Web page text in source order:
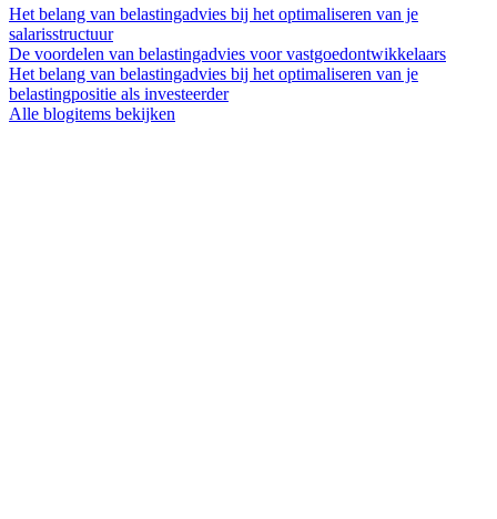
Het belang van belastingadvies bij het optimaliseren van je
salarisstructuur
De voordelen van belastingadvies voor vastgoedontwikkelaars
Het belang van belastingadvies bij het optimaliseren van je
belastingpositie als investeerder
Alle blogitems bekijken